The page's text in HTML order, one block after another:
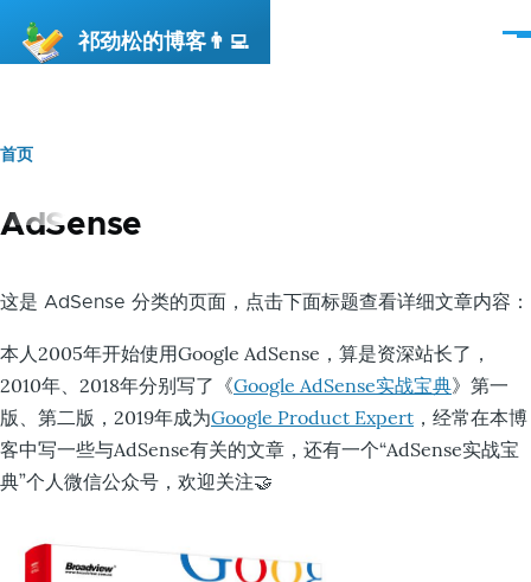
祁劲松的博客👨‍💻
菜
面
包
首页
AdSense
这是 AdSense 分类的页面，点击下面标题查看详细文章内容：
本人2005年开始使用Google AdSense，算是资深站长了，
2010年、2018年分别写了《Google AdSense实战宝典》第一
版、第二版，2019年成为Google Product Expert ，经常在本博
客中写一些与AdSense有关的文章，还有一个“AdSense实战宝
典”个人微信公众号，欢迎关注🤝